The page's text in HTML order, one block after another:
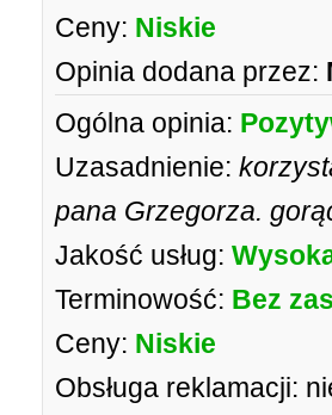
Ceny: Niskie
Opinia dodana przez:
Ogólna opinia:
Uzasadnienie:
pana Grzegorza.
Jakość usług:
Terminowość: Bez
Ceny: Niskie
Obsługa reklamacji: